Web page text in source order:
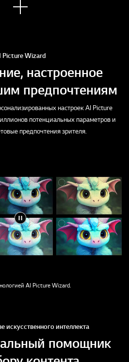
Узна
ть
Picture Wizard
настроенное
предпочтениям
настроек AI Picture
потенциальных параметров и
предпочтения зрителя.
AI Picture Wizard.
искусственного интеллекта
помощник